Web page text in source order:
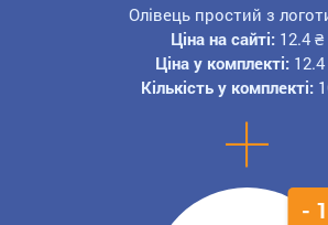
+
Олівець простий з
Ціна на сайті: 12.4 ₴
Ціна у комплекті: 12.4
Кількість у комплекті:
-